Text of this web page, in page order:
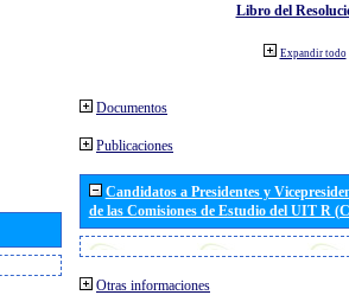
Libro del
Expandir todo
Documentos
Publicaciones
Candidatos a Presidentes y
de las Comisiones de Estudio del UIT R
Otras informaciones